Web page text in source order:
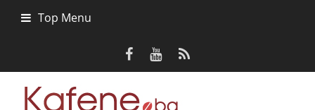
Top Menu